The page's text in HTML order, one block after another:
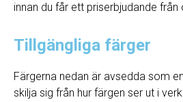
innan du får ett priserbjudande från
Tillgängliga färger
Färgerna nedan är avsedda som
skilja sig från hur färgen ser ut i